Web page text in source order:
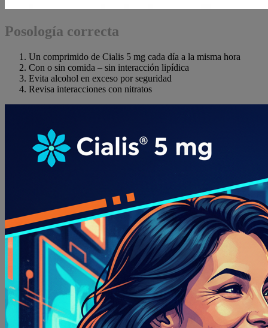
Posología correcta
Un comprimido de Cialis 5 mg cada día a la misma hora
Con o sin comida – sin interacción lipídica
Evita alcohol en exceso por seguridad
Revisa interacciones con nitratos